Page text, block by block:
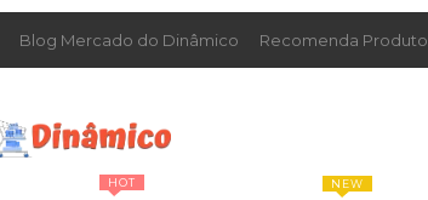
Blog Mercado do Dinâmico Recomenda Produto
HOT NEW